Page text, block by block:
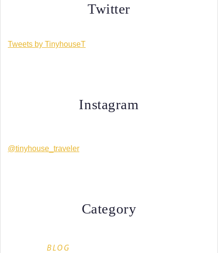
Twitter
Tweets by TinyhouseT
Instagram
@tinyhouse_traveler
Category
BLOG